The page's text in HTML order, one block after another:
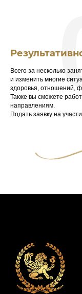
Всего за несколько
и изменить многие
здоровья, отношений,
Также вы сможете
направлениям.
Подать заявку на